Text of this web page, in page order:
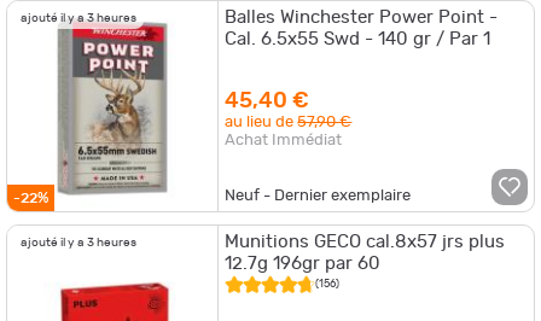
ajouté il y a 3 heures
-22%
Balles Winchester Power Point -
Cal. 6.5x55 Swd - 140 gr / Par 1
45,40 €
au lieu de57,90 €
Achat Immédiat
Neuf - Dernier exemplaire
ajouté il y a 3 heures
Munitions GECO cal.8x57 jrs plus
12.7g 196gr par 60
(156)